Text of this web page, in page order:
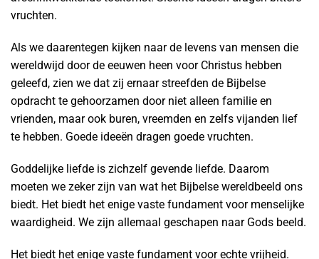
vruchten.
Als we daarentegen kijken naar de levens van mensen die
wereldwijd door de eeuwen heen voor Christus hebben
geleefd, zien we dat zij ernaar streefden de Bijbelse
opdracht te gehoorzamen door niet alleen familie en
vrienden, maar ook buren, vreemden en zelfs vijanden lief
te hebben. Goede ideeën dragen goede vruchten.
Goddelijke liefde is zichzelf gevende liefde. Daarom
moeten we zeker zijn van wat het Bijbelse wereldbeeld ons
biedt. Het biedt het enige vaste fundament voor menselijke
waardigheid. We zijn allemaal geschapen naar Gods beeld.
Het biedt het enige vaste fundament voor echte vrijheid.